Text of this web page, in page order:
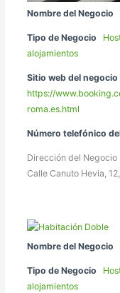
Nombre del Negocio
Tipo de Negocio
alojamientos
Sitio web del negocio
https://
roma.es.html
Número telefónico
Dirección del Negocio
Calle Canuto Hevia,
Nombre del Negocio
Tipo de Negocio
alojamientos